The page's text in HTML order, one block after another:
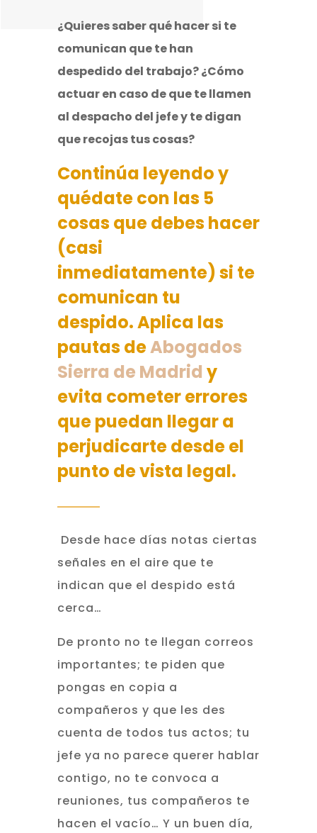
¿Quieres saber qué hacer si te
comunican que te han
despedido del trabajo? ¿Cómo
actuar en caso de que te llamen
al despacho del jefe y te digan
que recojas tus cosas?
Continúa leyendo y
quédate con las 5
cosas que debes hacer
(casi
inmediatamente) si te
comunican tu
despido. Aplica las
pautas deAbogados
Sierra de Madrid y
evita cometer errores
que puedan llegar a
perjudicarte desde el
punto de vista legal.
Desde hace días notas ciertas
señales en el aire que te
indican que el despido está
cerca…
De pronto no te llegan correos
importantes; te piden que
pongas en copia a
compañeros y que les des
cuenta de todos tus actos; tu
jefe ya no parece querer hablar
contigo, no te convoca a
reuniones, tus compañeros te
hacen el vacío… Y un buen día,